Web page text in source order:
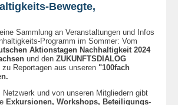
Bewegte,
Sammlung an Veranstaltungen und Infos
Programm im Sommer: Vom
Aktionstagen Nachhaltigkeit 2024
und den ZUKUNFTSDIALOG
zu Reportagen aus unseren "100fach
und von unseren Mitgliedern gibt
Exkursionen, Workshops, Beteiligungs-